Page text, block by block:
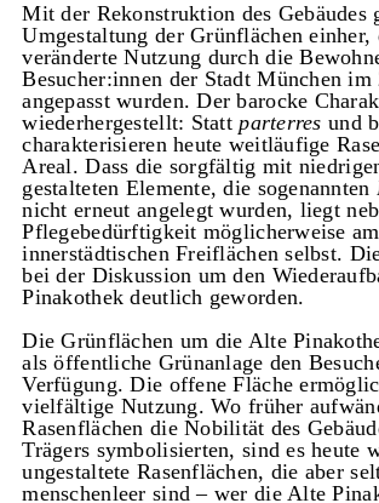
Mit der Rekonstruktion des Gebäudes
Umgestaltung der Grünflächen einher,
veränderte Nutzung durch die
Besucher:innen der Stadt München im
angepasst wurden. Der barocke
wiederhergestellt: Stattparterres und
charakterisieren heute weitläufige
Areal. Dass die sorgfältig mit
gestalteten Elemente, die sogenannten
nicht erneut angelegt wurden, liegt
Pflegebedürftigkeit möglicherweise
innerstädtischen Freiflächen selbst.
bei der Diskussion um den
Pinakothek deutlich geworden.
Die Grünflächen um die Alte
als öffentliche Grünanlage den
Verfügung. Die offene Fläche
vielfältige Nutzung. Wo früher
Rasenflächen die Nobilität des
Trägers symbolisierten, sind es heute
ungestaltete Rasenflächen, die aber
menschenleer sind – wer die Alte